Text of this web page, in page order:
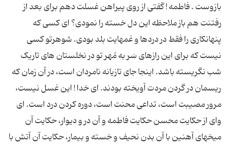
بازوست . فاطمه ! گفتی از روی پیراهن غسلت دهم برای بعد از
رفتنت هم باز ملاحظه این دل خسته را نمودی؟ ای کسی که
پنهانکاری را فقط در دردها و غمهایت بلد بودی. شوهرتو کسی
نیست که برای این رازهای سَر به مُهر تو در نخلستان های تاریک
شب نگریسته باشد. اینجا جای تازیانه نامردان است، در آن زمان که
ریسمان در گردن مردت آویخته بودند. ای خدا ! این غسل نیست،
مرور مصیبت است، تداعی محنت است، دوره کردن درد است. ای
وای از حکایت محسن حکایت فاطمه و آن در و دیوار، حکایت آن
میخهای آهنین با آن بدن نحیف و خسته و بیمار، حکایت آن آتش با